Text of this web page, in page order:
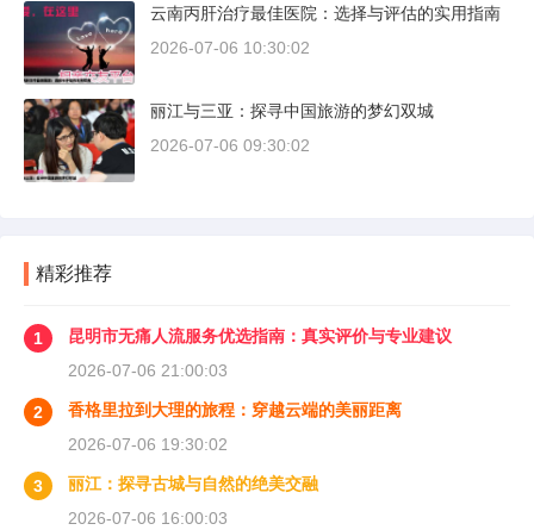
云南丙肝治疗最佳医院：选择与评估的实用指南
2026-07-06 10:30:02
丽江与三亚：探寻中国旅游的梦幻双城
2026-07-06 09:30:02
精彩推荐
1
昆明市无痛人流服务优选指南：真实评价与专业建议
2026-07-06 21:00:03
2
香格里拉到大理的旅程：穿越云端的美丽距离
2026-07-06 19:30:02
3
丽江：探寻古城与自然的绝美交融
2026-07-06 16:00:03